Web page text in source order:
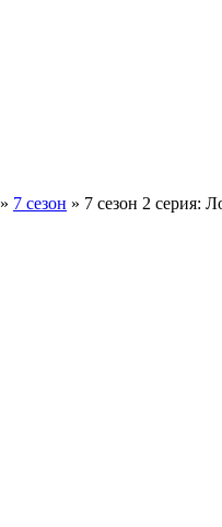
» 7 сезон » 7 сезон 2 серия: